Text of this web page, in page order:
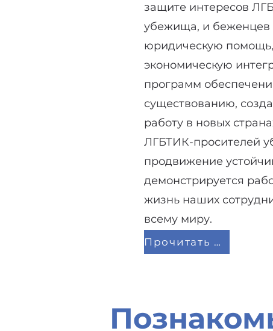
защите интересов
убежища, и беженцев
юридическую
экономическую
программ
существованию,
работу в новых
ЛГБТИК-просителей
продвижение
демонстрируется
жизнь наших
всему миру.
Прочитать руководство